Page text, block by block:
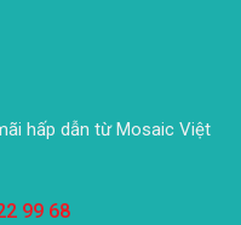
hấp dẫn từ Mosaic Việt
99 68